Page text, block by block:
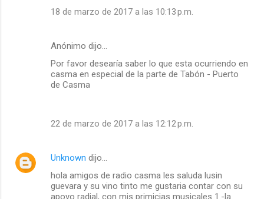
18 de marzo de 2017 a las 10:13 p.m.
Anónimo dijo…
Por favor desearía saber lo que esta ocurriendo en
casma en especial de la parte de Tabón - Puerto
de Casma
22 de marzo de 2017 a las 12:12 p.m.
Unknown dijo…
hola amigos de radio casma les saluda lusin
guevara y su vino tinto me gustaria contar con su
apoyo radial, con mis primicias musicales 1.-la